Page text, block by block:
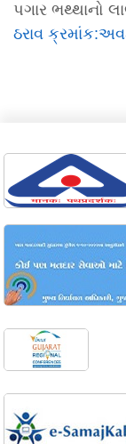
પગાર ભથ્થાનો
ઠરાવ